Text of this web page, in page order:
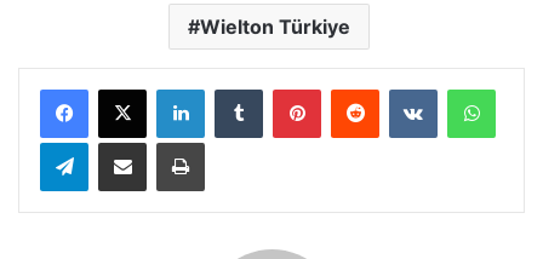
Wielton Türkiye
LinkedInTumblr PinterestReddit VKontakte
TelegramE-Posta ile paylaş Yazdır